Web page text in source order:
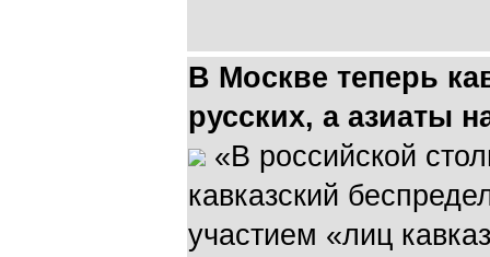
В Москве теперь
русских, а азиаты
«В российской
кавказский
участием «лиц